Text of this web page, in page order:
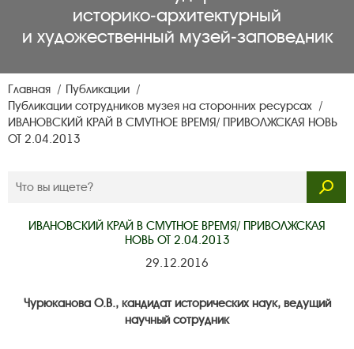
историко‑архитектурный
и художественный музей‑заповедник
Главная
Публикации
Публикации сотрудников музея на сторонних ресурсах
ИВАНОВСКИЙ КРАЙ В СМУТНОЕ ВРЕМЯ/ ПРИВОЛЖСКАЯ НОВЬ
ОТ 2.04.2013
ИВАНОВСКИЙ КРАЙ В СМУТНОЕ ВРЕМЯ/ ПРИВОЛЖСКАЯ
НОВЬ ОТ 2.04.2013
29.12.2016
Чурюканова О.В., кандидат исторических наук, ведущий
научный сотрудник